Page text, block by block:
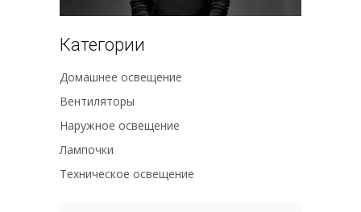
Категории
Домашнее освещение
Вентиляторы
Наружное освещение
Лампочки
Техническое освещение